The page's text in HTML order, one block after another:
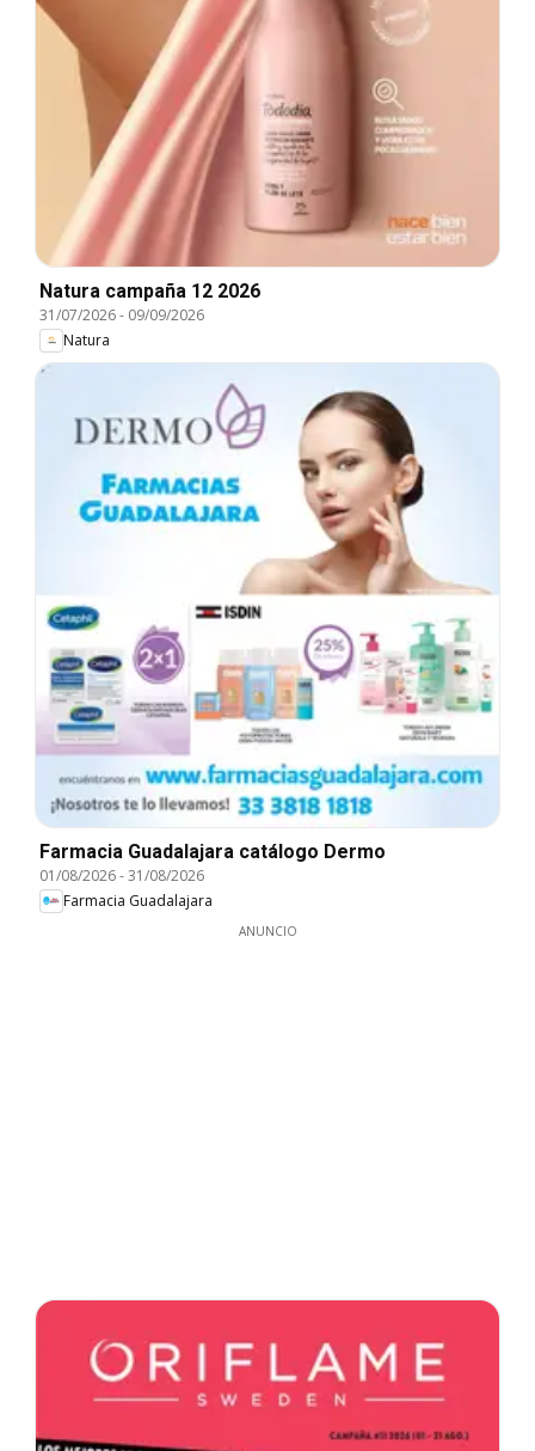
Natura campaña 12 2026
31/07/2026- 09/09/2026
Natura
Farmacia Guadalajara catálogo Dermo
01/08/2026-31/08/2026
Farmacia Guadalajara
ANUNCIO